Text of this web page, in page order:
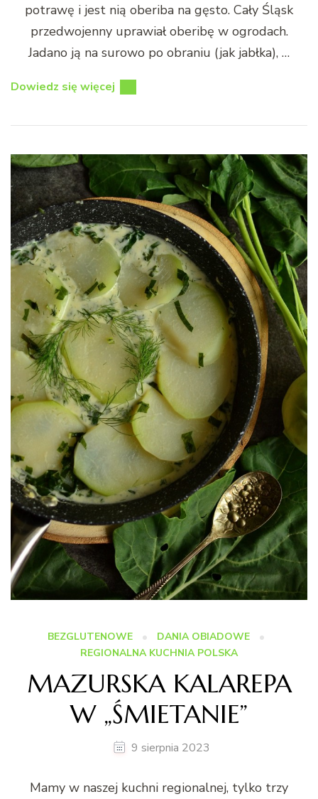
potrawę i jest nią oberiba na gęsto. Cały Śląsk
przedwojenny uprawiał oberibę w ogrodach.
Jadano ją na surowo po obraniu (jak jabłka), …
Dowiedz się więcej
BEZGLUTENOWE
DANIA OBIADOWE
REGIONALNA KUCHNIA POLSKA
MAZURSKA KALAREPA
W „ŚMIETANIE”
9 sierpnia 2023
Mamy w naszej kuchni regionalnej, tylko trzy